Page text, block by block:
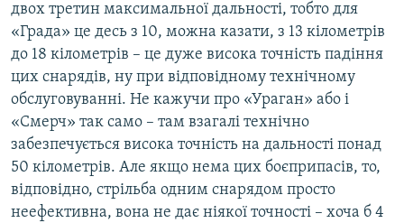
двох третин максимальної дальності, тобто для
«Града» це десь з 10, можна казати, з 13 кілометрів
до 18 кілометрів – це дуже висока точність падіння
цих снарядів, ну при відповідному технічному
обслуговуванні. Не кажучи про «Ураган» або і
«Смерч» так само – там взагалі технічно
забезпечується висока точність на дальності понад
50 кілометрів. Але якщо нема цих боєприпасів, то,
відповідно, стрільба одним снарядом просто
неефективна, вона не дає ніякої точності – хоча б 4